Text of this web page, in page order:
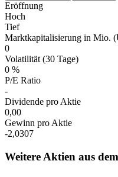
Eröffnung
Hoch
Tief
Marktkapitalisierung in Mio.
0
Volatilität (30 Tage)
0 %
P/E Ratio
-
Dividende pro Aktie
0,00
Gewinn pro Aktie
-2,0307
Weitere Aktien aus